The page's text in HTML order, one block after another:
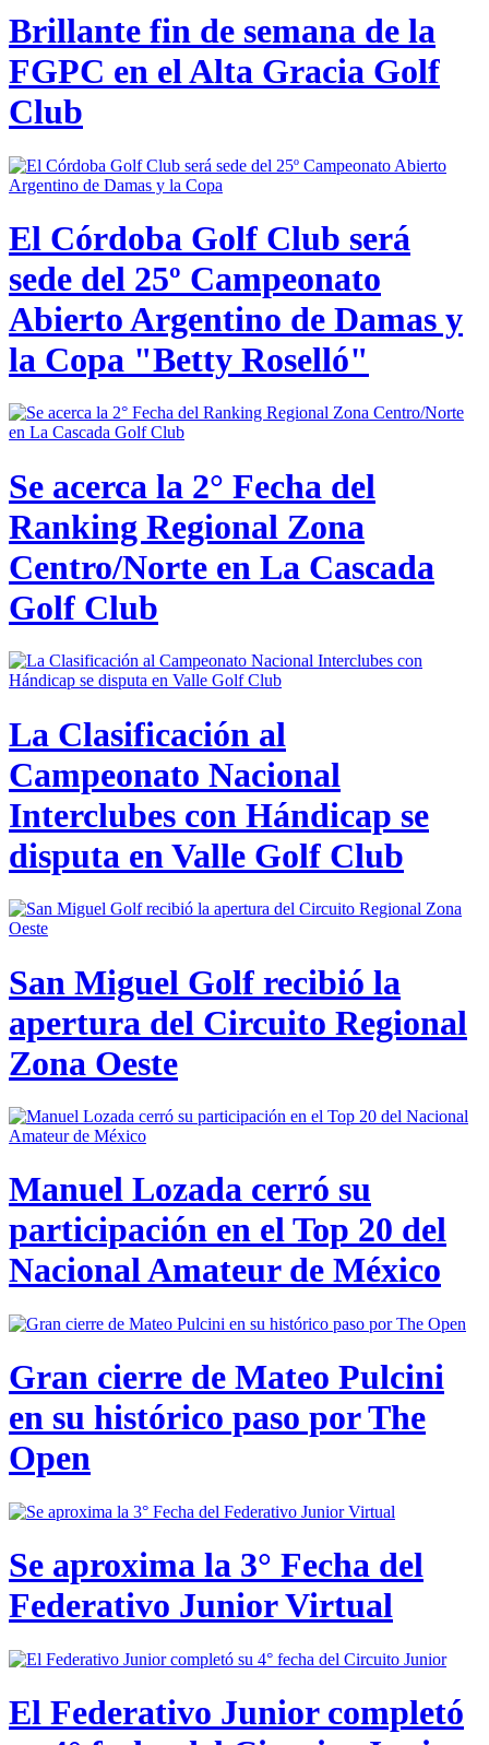
Brillante fin de semana de la
FGPC en el Alta Gracia Golf
Club
El Córdoba Golf Club será
sede del 25º Campeonato
Abierto Argentino de Damas y
la Copa "Betty Roselló"
Se acerca la 2° Fecha del
Ranking Regional Zona
Centro/Norte en La Cascada
Golf Club
La Clasificación al
Campeonato Nacional
Interclubes con Hándicap se
disputa en Valle Golf Club
San Miguel Golf recibió la
apertura del Circuito Regional
Zona Oeste
Manuel Lozada cerró su
participación en el Top 20 del
Nacional Amateur de México
Gran cierre de Mateo Pulcini
en su histórico paso por The
Open
Se aproxima la 3° Fecha del
Federativo Junior Virtual
El Federativo Junior completó